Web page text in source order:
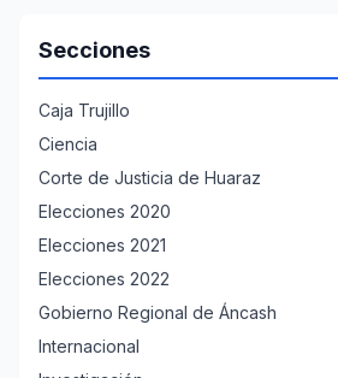
Secciones
Caja Trujillo
Ciencia
Corte de Justicia de Huaraz
Elecciones 2020
Elecciones 2021
Elecciones 2022
Gobierno Regional de Áncash
Internacional